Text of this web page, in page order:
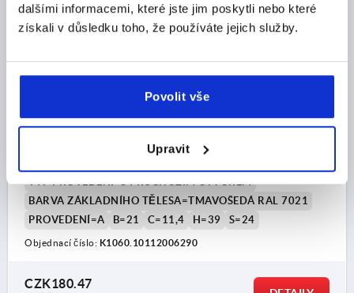
dalšími informacemi, které jste jim poskytli nebo které
získali v důsledku toho, že používáte jejich služby.
Povolit vše
Upravit
BIOPOLYMERU TMAVOŠEDÁ RAL7021, A=120, D=7,
UPEVŇOVACÍ OTVOR=7
TYP PROVEDENÍ=S PRŮCHOZÍM OTVOREM
BARVA ZÁKLADNÍHO TĚLESA=TMAVOŠEDÁ RAL 7021
PROVEDENÍ=A
B=21 C=11,4 H=39 S=24
Objednací číslo: K1060.10112006290
CZK180.47